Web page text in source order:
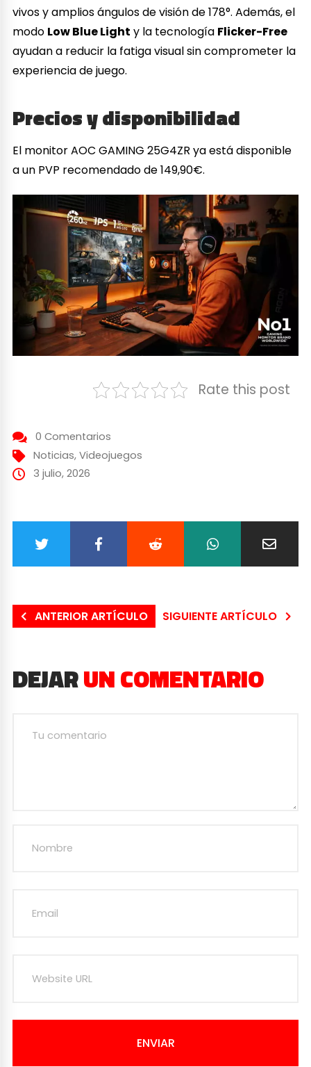
vivos y amplios ángulos de visión de 178°. Además, el
modo Low Blue Light y la tecnología Flicker-Free
ayudan a reducir la fatiga visual sin comprometer la
experiencia de juego.
Precios y disponibilidad
El monitor AOC GAMING 25G4ZR ya está disponible
a un PVP recomendado de 149,90€.
Rate this post
0 Comentarios
Noticias, Videojuegos
3 julio, 2026
ANTERIOR ARTÍCULO SIGUIENTE ARTÍCULO
DEJARUN COMENTARIO
ENVIAR